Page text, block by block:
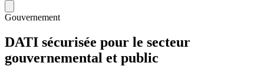
Gouvernement
DATI sécurisée pour le secteur
gouvernemental et public